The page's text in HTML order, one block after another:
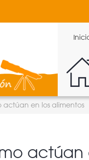
actúan en los alimentos
actúan